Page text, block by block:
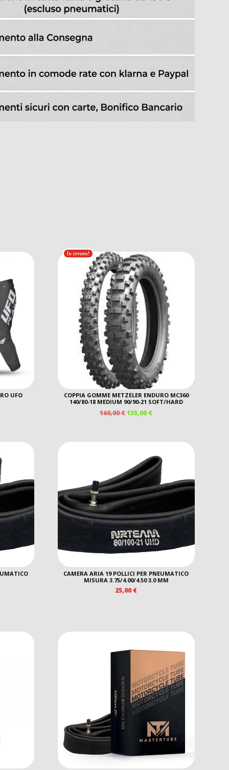
UFO
In offerta!
COPPIA GOMME METZELER ENDURO MC360
140/80-18 MEDIUM 90/90-21 SOFT/HARD
160,00€IL
135,00€IL
CAMERA ARIA 19 POLLICI PER PNEUMATICO
MISURA 3.75/4.00/4.50 3.0 MM
25,00€